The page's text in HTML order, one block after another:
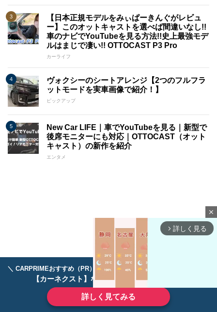
＼ CARPRIMEおすすめ（PR） ／ディーラーで手放すのはもったいない！
【カーネクスト】ならどんなクルマも高価買取
詳しく見てみる
【日本正規モデルをみぃぱーきんぐがレビュ
ー】このオットキャストを選べば間違いなし!!
車のナビでYouTubeを見る方法!!史上最強モデ
ルはまじで凄い!! OTTOCAST P3 Pro
カーライフ
ヴォクシーのシートアレンジ【2つのフルフラ
ットモードを実車画像で紹介！】
ピックアップ
New Car LIFE｜車でYouTubeを見る｜新型で
後席モニターにも対応｜OTTOCAST（オット
キャスト）の新作を紹介
エンタメ
close
arrow_forward_ios 詳しく見る